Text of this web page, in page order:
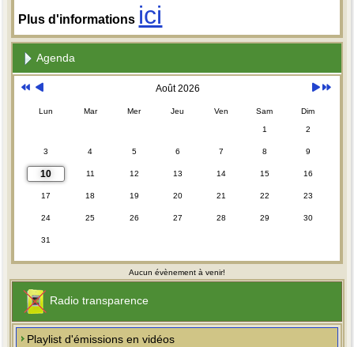
Plus d'informations ici
Agenda
Août 2026
Lun Mar Mer Jeu Ven Sam Dim
1 2
3 4 5 6 7 8 9
10 11 12 13 14 15 16
17 18 19 20 21 22 23
24 25 26 27 28 29 30
31
Aucun évènement à venir!
Radio transparence
Playlist d'émissions en vidéos